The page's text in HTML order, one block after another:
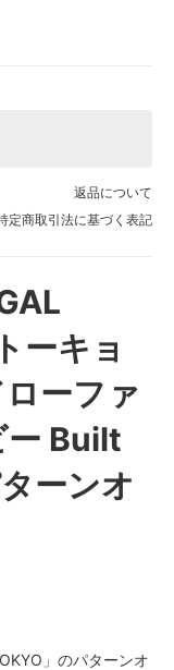
返品について
定商取引法に基づく表記
ーキョ
ーファ
ー Built
ーンオ
」のパターンオ